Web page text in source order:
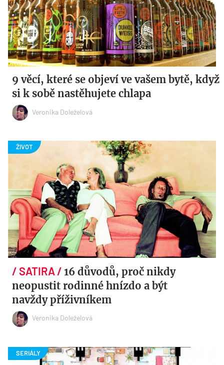
9 věcí, které se objeví ve vašem bytě, když
si k sobě nastěhujete chlapa
Veronika Doleželová
16 důvodů, proč nikdy
neopustit rodinné hnízdo a být
navždy příživníkem
Veronika Doleželová